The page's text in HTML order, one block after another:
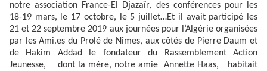
notre association France-El Djazaïr, des conférences pour les
18-19 mars, le 17 octobre, le 5 juillet…Et il avait participé les
21 et 22 septembre 2019 aux journées pour l’Algérie organisées
par les Ami.es du Prolé de Nîmes, aux côtés de Pierre Daum et
de Hakim Addad le fondateur du Rassemblement Action
Jeunesse, dont la mère, notre amie Annette Haas, habitait